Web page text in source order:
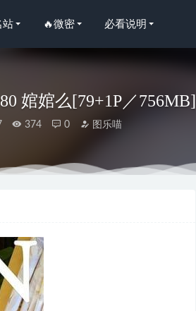
站 🔥微密 必看说明
婠婠么[79+1P／756MB]
374 0 图乐喵
05-02
2024-06-12